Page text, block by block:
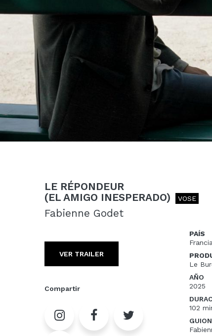
LE RÉPONDEUR
(EL AMIGO INESPERADO)
VOSE
Fabienne Godet
VER TRAILER
Compartir
PAÍS
Francia
Le
AÑO
2025
102
GUION